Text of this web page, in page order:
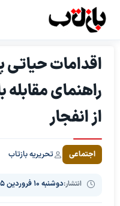
اقدامات حیاتی
راهنمای
از انفجار
اجتماعی تحریریه بازتاب
انتشار:دوشنبه ۱۰ فروردین ۱۴۰۵، ساعت ۹:۵۵